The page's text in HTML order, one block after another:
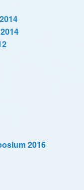
2016